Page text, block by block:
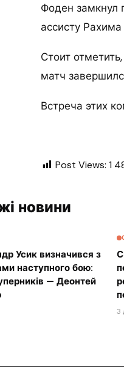
Фоден замкнул
ассисту
Стоит
матч
Встреча этих
Post Views: 1
новини
Усик визначився з
наступного бою:
— Деонтей
3